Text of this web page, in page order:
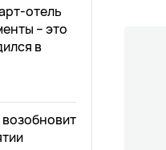
отель
– это
в